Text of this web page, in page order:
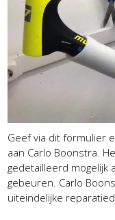
Geef via dit formulier
aan Carlo Boonstra.
gedetailleerd mogelijk
gebeuren. Carlo
uiteindelijke